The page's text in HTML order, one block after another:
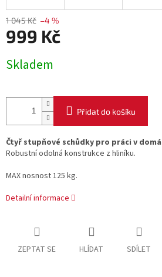
1 045 Kč –4 %
999 Kč
cena:
Skladem
Přidat do košíku
Čtyř stupňové schůdky pro práci v
Robustní odolná konstrukce z hliníku.
MAX nosnost 125 kg.
Detailní informace
ZEPTAT SE HLÍDAT SDÍLET